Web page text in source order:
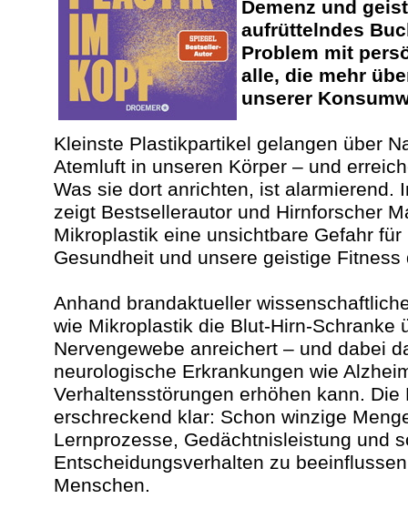
Demenz und
aufrüttelndes
Problem mit
alle, die mehr
unserer
Kleinste Plastikpartikel gelangen über
Atemluft in unseren Körper – und
Was sie dort anrichten, ist alarmierend.
zeigt Bestsellerautor und Hirnforscher
Mikroplastik eine unsichtbare Gefahr
Gesundheit und unsere geistige Fitness
Anhand brandaktueller
wie Mikroplastik die Blut-Hirn-Schranke
Nervengewebe anreichert – und dabei
neurologische Erkrankungen wie
Verhaltensstörungen erhöhen kann. Die
erschreckend klar: Schon winzige
Lernprozesse, Gedächtnisleistung und
Entscheidungsverhalten zu
Menschen.